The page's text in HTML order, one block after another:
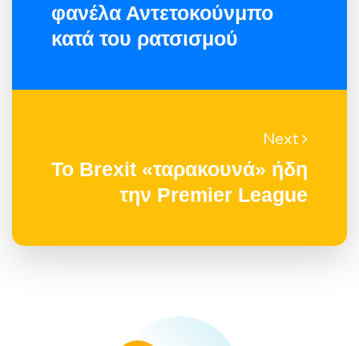
φανέλα Αντετοκούνμπο
κατά του ρατσισμού
Next
Το Brexit «ταρακουνά» ήδη
την Premier League